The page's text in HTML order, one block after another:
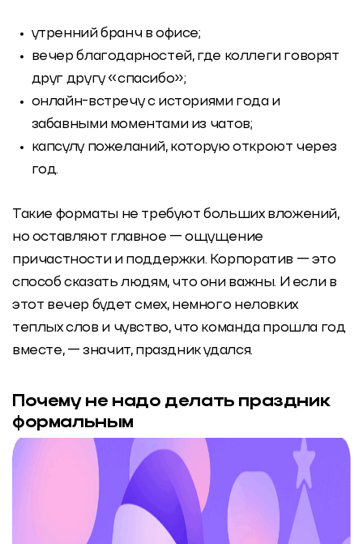
утренний бранч в офисе;
вечер благодарностей, где коллеги говорят
друг другу «спасибо»;
онлайн-встречу с историями года и
забавными моментами из чатов;
капсулу пожеланий, которую откроют через
год.
Такие форматы не требуют больших вложений,
но оставляют главное — ощущение
причастности и поддержки. Корпоратив — это
способ сказать людям, что они важны. И если в
этот вечер будет смех, немного неловких
теплых слов и чувство, что команда прошла год
вместе, — значит, праздник удался.
Почему не надо делать праздник
формальным